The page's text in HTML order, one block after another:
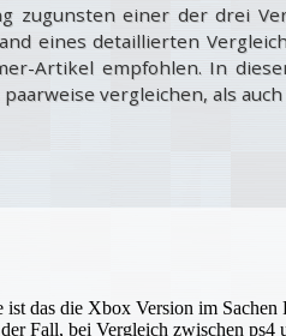
zugunsten einer der drei
eines detaillierten
Artikel empfohlen. In
vergleichen, als